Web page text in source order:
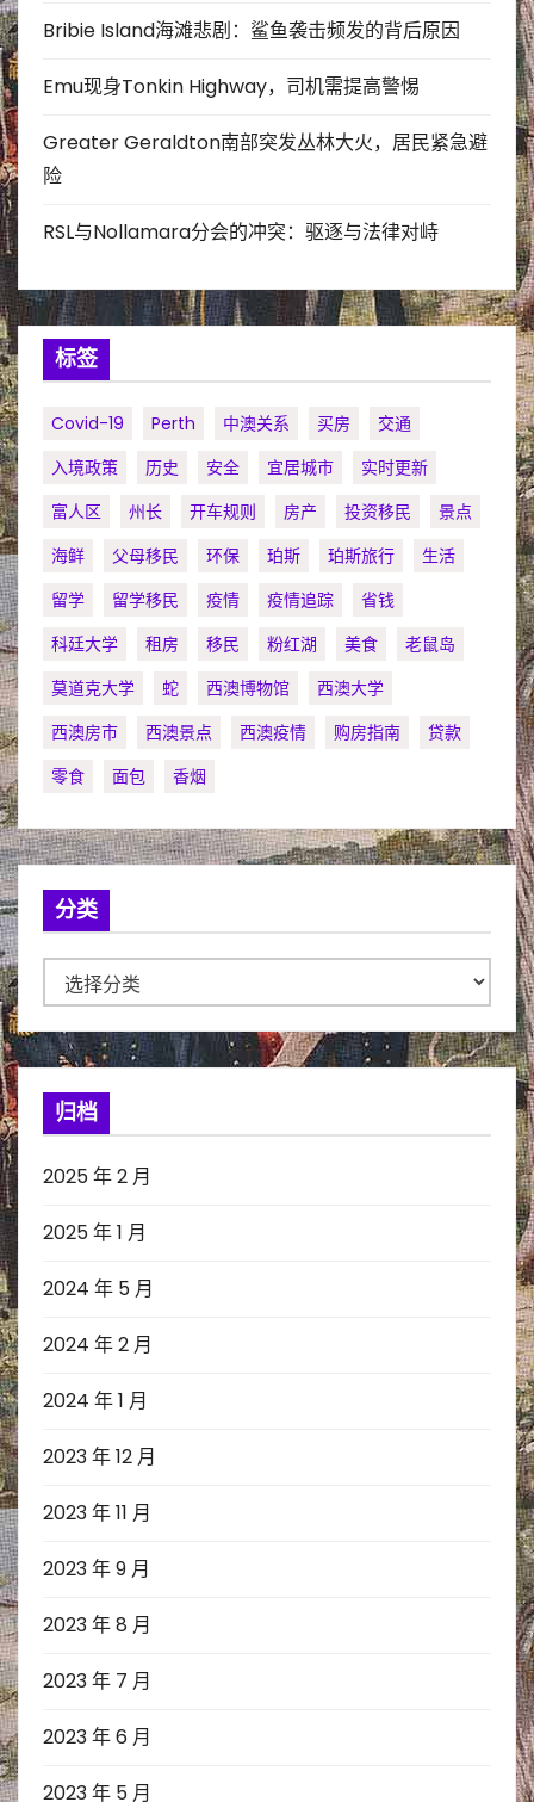
Bribie Island海滩悲剧：鲨鱼袭击频发的背后原因
Emu现身Tonkin Highway，司机需提高警惕
Greater Geraldton南部突发丛林大火，居民紧急避
险
RSL与Nollamara分会的冲突：驱逐与法律对峙
标签
Covid-19 Perth 中澳关系 买房
交通
入境政策
历史 安全 宜居城市
实时更新
富人区
州长 开车规则 房产 投资移民
景点
海鲜
父母移民 环保 珀斯 珀斯旅行
生活
留学
留学移民 疫情 疫情追踪
省钱
科廷大学
租房 移民 粉红湖 美食
老鼠岛
莫道克大学
蛇 西澳博物馆
西澳大学
西澳房市
西澳景点 西澳疫情 购房指南
贷款
零食
面包 香烟
分类
类
归档
2025 年 2 月
2025 年 1 月
2024 年 5 月
2024 年 2 月
2024 年 1 月
2023 年 12 月
2023 年 11 月
2023 年 9 月
2023 年 8 月
2023 年 7 月
2023 年 6 月
2023 年 5 月